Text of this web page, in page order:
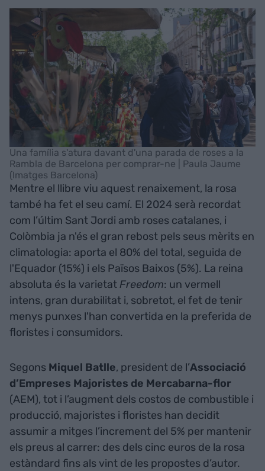
Una família s'atura davant d'una parada de roses a la
Rambla de Barcelona per comprar-ne | Paula Jaume
(Imatges Barcelona)
Mentre el llibre viu aquest renaixement, la rosa
també ha fet el seu camí. El 2024 serà recordat
com l’últim Sant Jordi amb roses catalanes, i
Colòmbia ja n'és el gran rebost pels seus mèrits en
climatologia: aporta el 80% del total, seguida de
l'Equador (15%) i els Països Baixos (5%). La reina
absoluta és la varietatFreedom: un vermell
intens, gran durabilitat i, sobretot, el fet de tenir
menys punxes l'han convertida en la preferida de
floristes i consumidors.
Segons Miquel Batlle, president de l’Associació
d’Empreses Majoristes de Mercabarna-flor
(AEM), tot i l’augment dels costos de combustible i
producció, majoristes i floristes han decidit
assumir a mitges l’increment del 5% per mantenir
els preus al carrer: des dels cinc euros de la rosa
estàndard fins als vint de les propostes d’autor.